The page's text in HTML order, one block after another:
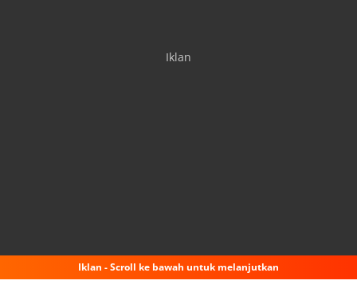
Iklan
Iklan - Scroll ke bawah untuk melanjutkan